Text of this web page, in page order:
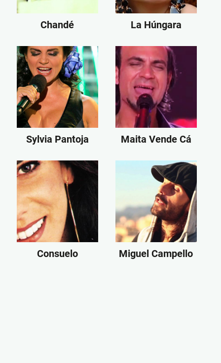
Chandé La Húngara
Sylvia Pantoja Maita Vende Cá
Consuelo Miguel Campello